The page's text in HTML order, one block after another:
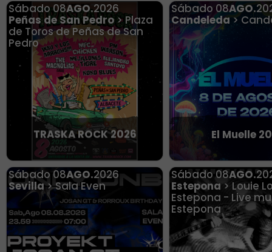
Sábado 08AGO.2026
Peñas de San Pedro> Plaza
de Toros de Peñas de San
Pedro
TRASKA ROCK 2026
Sábado 08AGO.
Candeleda >
El Muelle
Sábado 08AGO.2026
Sevilla> Sala Even
Sábado08AGO.
Estepona> Louie
Estepona - Live
Estepona